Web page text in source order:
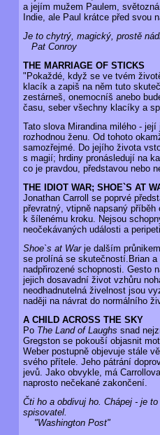
a jejím mužem Paulem,
Indie, ale Paul krátce před svou
Je to chytrý, magický, prostě
Pat Conroy
THE MARRIAGE OF STICKS
"Pokaždé, když se ve tvém
klacík a zapiš na něm tuto
zestárneš, onemocníš anebo
času, seber všechny klacíky a
Tato slova Mirandina milého -
rozhodnou ženu. Od tohoto
samozřejmé. Do jejího života
s magií; hrdiny pronásledují na
co je pravdou, představou nebo
THE IDIOT WAR; SHOE`S AT
Jonathan Carroll se poprvé
převratný, vtipně napsaný
k šílenému kroku. Nejsou
neočekávaných události a
Shoe`s at War je dalším
se prolíná se skutečností.Brian
nadpřirozené schopnosti. Gesto
jejich dosavadní život vzhůru
neodhadnutelná živelnost jsou
naději na návrat do normálního
A CHILD ACROSS THE SKY
Po The Land of Laughs snad
Gregston se pokouší objasnit
Weber postupně objevuje stále
svého přítele. Jeho pátrání
jevů. Jako obvykle, má
naprosto nečekané zakončení.
Čti ho a obdivuj ho. Chápej - je
spisovatel.
"Washington Post"